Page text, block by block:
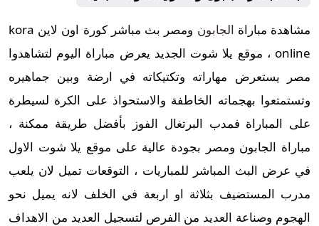
مشاهدة مباراة الجابون
ومصر بث مباشر كورة اون لاين kora
online ، موقع يلا شوت الجديد يعرض مباراة اليوم لتشاهدوا
مصر يستعرض مهاراته وتكتيكاته في ارضة وبين جماهيره
وتستمتعوا بهجماته الخاطفة والاستحواذ على الكرة لسيطرة
على المباراة فمدب البرتغال الفوز بأفضل طريقة ممكنة ،
مباراة الجابون ومصر بجودة عالية على موقع يلا شوت الاول
في عرض البث المباشر للمباريات ، التوقعات تميل لان يلعب
مدرب المستضيف بثلاثة او اربعة في الخلف لانه يميل نحو
الهجوم وصناعة العديد من الفرص لتسجيل العديد من الاهداف